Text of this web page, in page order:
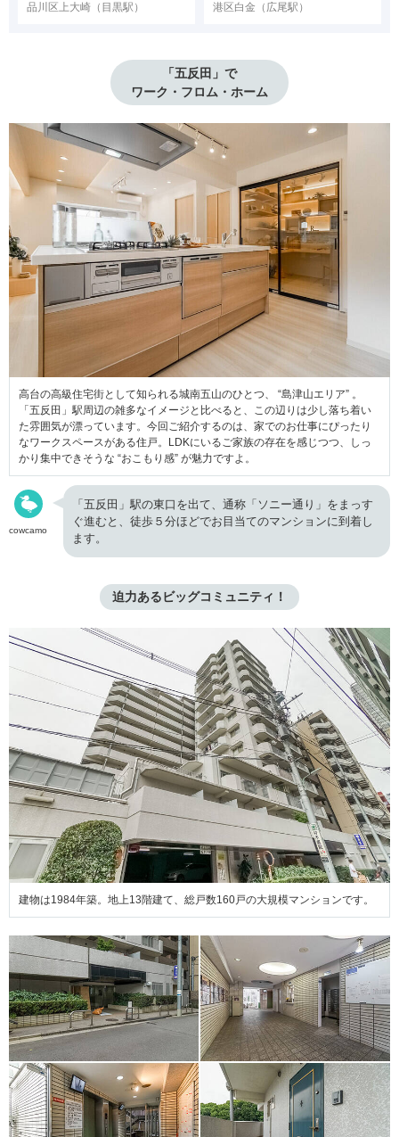
品川区上大崎 （目黒駅）
港区白金 （広尾駅）
「五反田」で
ワーク・フロム・ホーム
高台の高級住宅街として知られる城南五山のひとつ、 “島津山エリア” 。
「五反田」駅周辺の雑多なイメージと比べると、この辺りは少し落ち着い
た雰囲気が漂っています。今回ご紹介するのは、家でのお仕事にぴったり
なワークスペースがある住戸。LDKにいるご家族の存在を感じつつ、しっ
かり集中できそうな “おこもり感” が魅力ですよ。
cowcamo
「五反田」駅の東口を出て、通称「ソニー通り」をまっす
ぐ進むと、徒歩５分ほどでお目当てのマンションに到着し
ます。
迫力あるビッグコミュニティ！
建物は1984年築。地上13階建て、総戸数160戸の大規模マンションです。